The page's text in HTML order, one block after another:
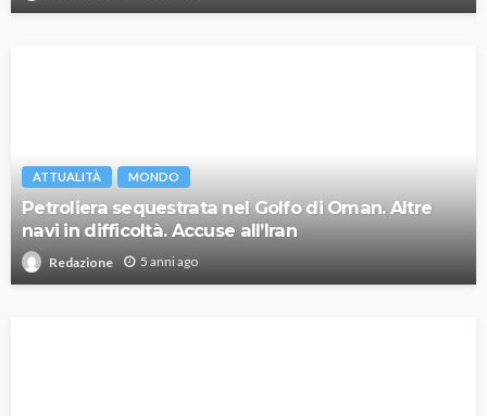
ATTUALITÀ MONDO
Petroliera sequestrata nel Golfo di Oman. Altre
navi in difficoltà. Accuse all’Iran
Redazione 5 anni ago